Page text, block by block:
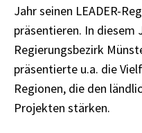
Jahr seinen LEADER-
präsentieren. In diesem
Regierungsbezirk
präsentierte u.a. die
Regionen, die den
Projekten stärken.